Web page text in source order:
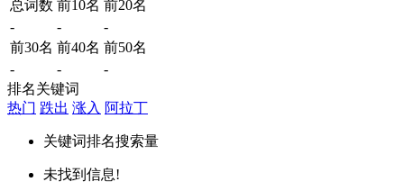
总词数 前10名 前20名
-
-
-
前30名 前40名 前50名
-
-
-
排名关键词
热门 跌出 涨入 阿拉丁
关键词排名搜索量
未找到信息!